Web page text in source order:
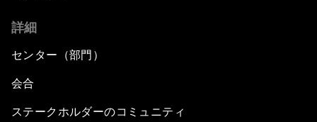
詳細
センター（部門）
会合
ステークホルダーのコミュニティ